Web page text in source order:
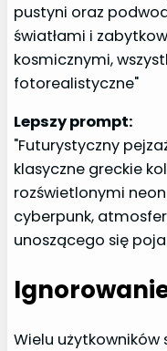
pustyni oraz
światłami i
kosmicznymi,
fotorealistyczne"
Lepszy prompt:
"Futurystyczny
klasyczne greckie
rozświetlonymi
cyberpunk,
unoszącego się
Wielu użytkowników